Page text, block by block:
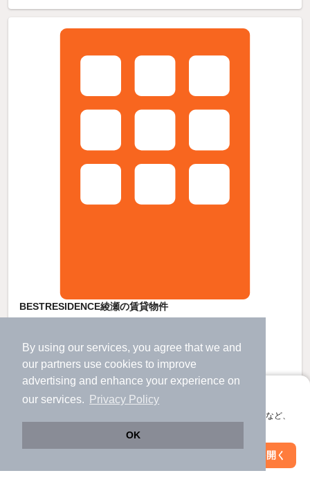
By using our services, you agree that we and
our partners use cookies to improve
advertising and enhance your experience on
our services.
Privacy Policy
OK
アプリに切り替えて、サクサクお部屋探し
会員登録なしですぐ使える。マップ検索やお気に入り保存など、
アプリを開く
BESTRESIDENCE綾瀬の賃貸物件
すべての写真
東京都足立区綾瀬３丁目
3階建 / 新築 / 木造
15.3万円
絞り込み条件を変更